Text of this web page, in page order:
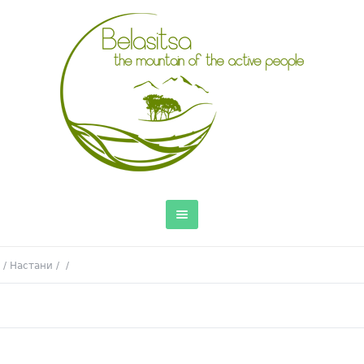
/ Настани / /